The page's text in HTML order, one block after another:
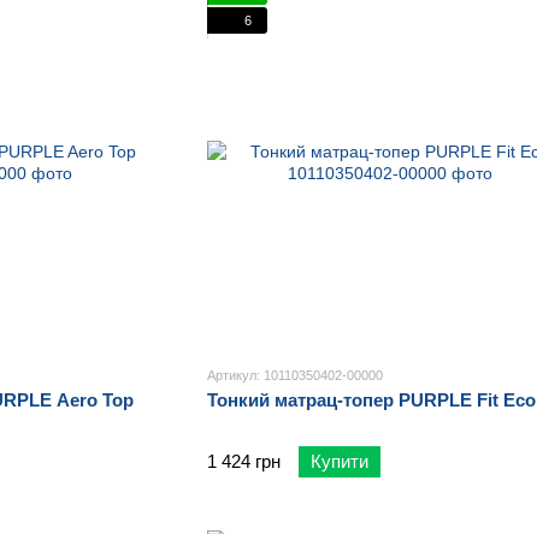
Aero Top
6
Артикул: 10110350402-00000
Тонкий матрац-топер PURPLE Fit Eco
1 424 грн Купити